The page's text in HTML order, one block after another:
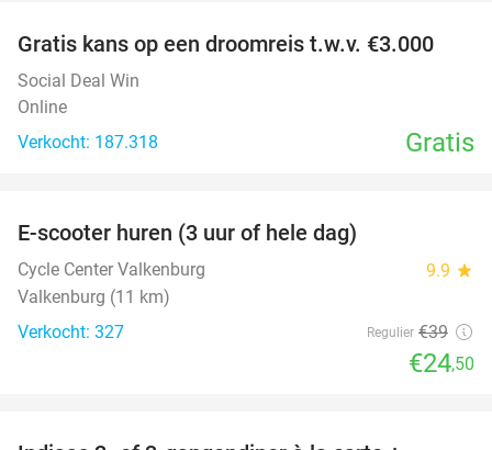
Gratis kans op een droomreis t.w.v. €3.000
Social Deal Win
Online
Verkocht: 187.318
Gratis
E-scooter huren (3 uur of hele dag)
Cycle Center Valkenburg 9.9 star
Valkenburg (11 km)
Verkocht: 327
Regulier €39
€24,50